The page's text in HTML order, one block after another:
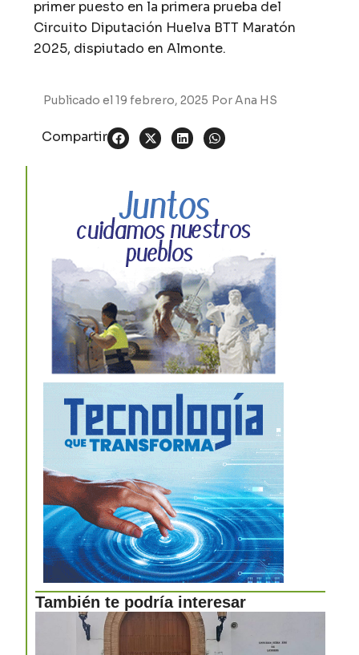
primer puesto en la primera prueba del
Circuito Diputación Huelva BTT Maratón
2025, dispiutado en Almonte.
Publicado el19 febrero, 2025 PorAna HS
Compartir
También te podría interesar